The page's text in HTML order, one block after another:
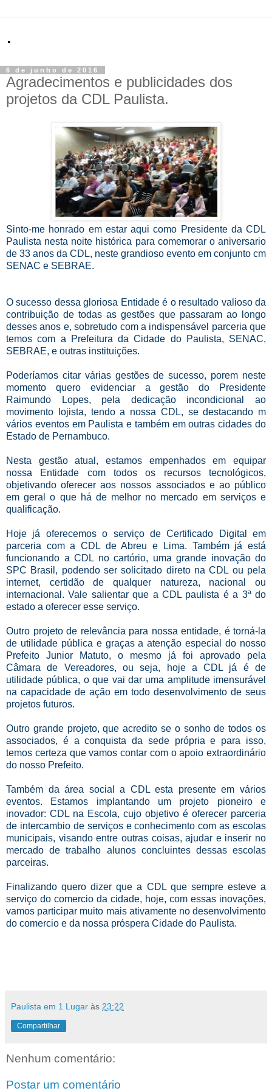
.
6 de junho de 2016
Agradecimentos e publicidades dos
projetos da CDL Paulista.
Sinto-me honrado em estar aqui como Presidente da CDL
Paulista nesta noite histórica para comemorar o aniversario
de 33 anos da CDL, neste grandioso evento em conjunto cm
SENAC e SEBRAE.
O sucesso dessa gloriosa Entidade é o resultado valioso da
contribuição de todas as gestões que passaram ao longo
desses anos e, sobretudo com a indispensável parceria que
temos com a Prefeitura da Cidade do Paulista, SENAC,
SEBRAE, e outras instituições.
Poderíamos citar várias gestões de sucesso, porem neste
momento quero evidenciar a gestão do Presidente
Raimundo Lopes, pela dedicação incondicional ao
movimento lojista, tendo a nossa CDL, se destacando m
vários eventos em Paulista e também em outras cidades do
Estado de Pernambuco.
Nesta gestão atual, estamos empenhados em equipar
nossa Entidade com todos os recursos tecnológicos,
objetivando oferecer aos nossos associados e ao público
em geral o que há de melhor no mercado em serviços e
qualificação.
Hoje já oferecemos o serviço de Certificado Digital em
parceria com a CDL de Abreu e Lima. Também já está
funcionando a CDL no cartório, uma grande inovação do
SPC Brasil, podendo ser solicitado direto na CDL ou pela
internet, certidão de qualquer natureza, nacional ou
internacional. Vale salientar que a CDL paulista é a 3ª do
estado a oferecer esse serviço.
Outro projeto de relevância para nossa entidade, é torná-la
de utilidade pública e graças a atenção especial do nosso
Prefeito Junior Matuto, o mesmo já foi aprovado pela
Câmara de Vereadores, ou seja, hoje a CDL já é de
utilidade pública, o que vai dar uma amplitude imensurável
na capacidade de ação em todo desenvolvimento de seus
projetos futuros.
Outro grande projeto, que acredito se o sonho de todos os
associados, é a conquista da sede própria e para isso,
temos certeza que vamos contar com o apoio extraordinário
do nosso Prefeito.
Também da área social a CDL esta presente em vários
eventos. Estamos implantando um projeto pioneiro e
inovador: CDL na Escola, cujo objetivo é oferecer parceria
de intercambio de serviços e conhecimento com as escolas
municipais, visando entre outras coisas, ajudar e inserir no
mercado de trabalho alunos concluintes dessas escolas
parceiras.
Finalizando quero dizer que a CDL que sempre esteve a
serviço do comercio da cidade, hoje, com essas inovações,
vamos participar muito mais ativamente no desenvolvimento
do comercio e da nossa próspera Cidade do Paulista.
Paulista em 1 Lugar às 23:22
Compartilhar
Nenhum comentário:
Postar um comentário